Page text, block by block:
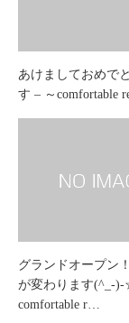
あけましておめで
す – ～comfortable
グランドオープン
が変わります(^_-)-
comfortable r…